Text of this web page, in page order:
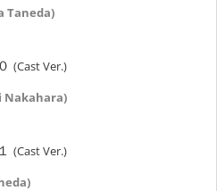
Taneda)
(Cast Ver.)
Nakahara)
(Cast Ver.)